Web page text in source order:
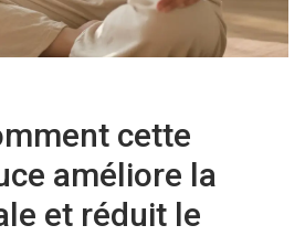
cette
améliore la
et réduit le